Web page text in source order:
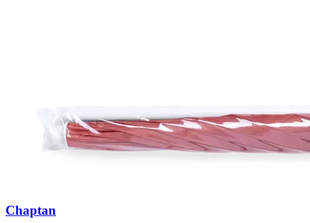
Chaptan